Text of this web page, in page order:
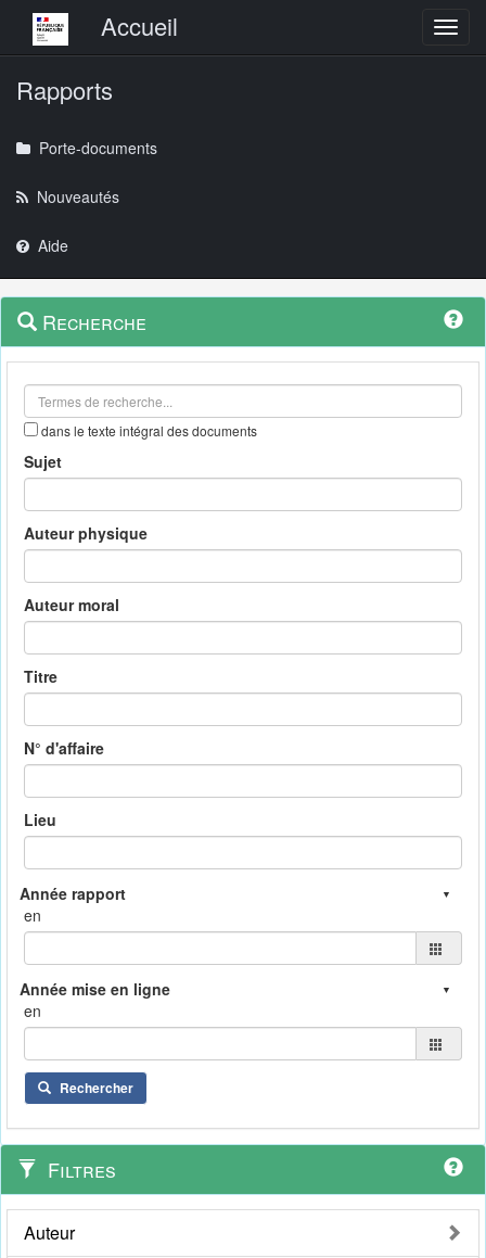
Menu principalAccueil
Rapports
Porte-documents
Nouveautés
Aide
Navigation
outils
Menu
contextuel
Recherche
dans le texte intégral des documents
Sujet
Auteur physique
Auteur moral
Titre
N° d'affaire
Lieu
en
en
Rechercher
Filtres
Auteur